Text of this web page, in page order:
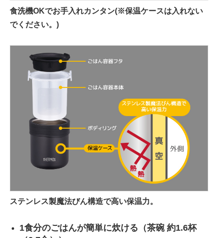
食洗機OKでお手入れカンタン(※保温ケースは入れない
でください。)
ステンレス製魔法びん構造で高い保温力。
1食分のごはんが簡単に炊ける（茶碗 約1.6杯